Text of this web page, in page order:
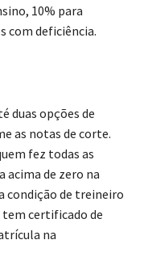
10% para
com deficiência.
duas opções de
as notas de corte.
fez todas as
acima de zero na
condição de treineiro
certificado de
na